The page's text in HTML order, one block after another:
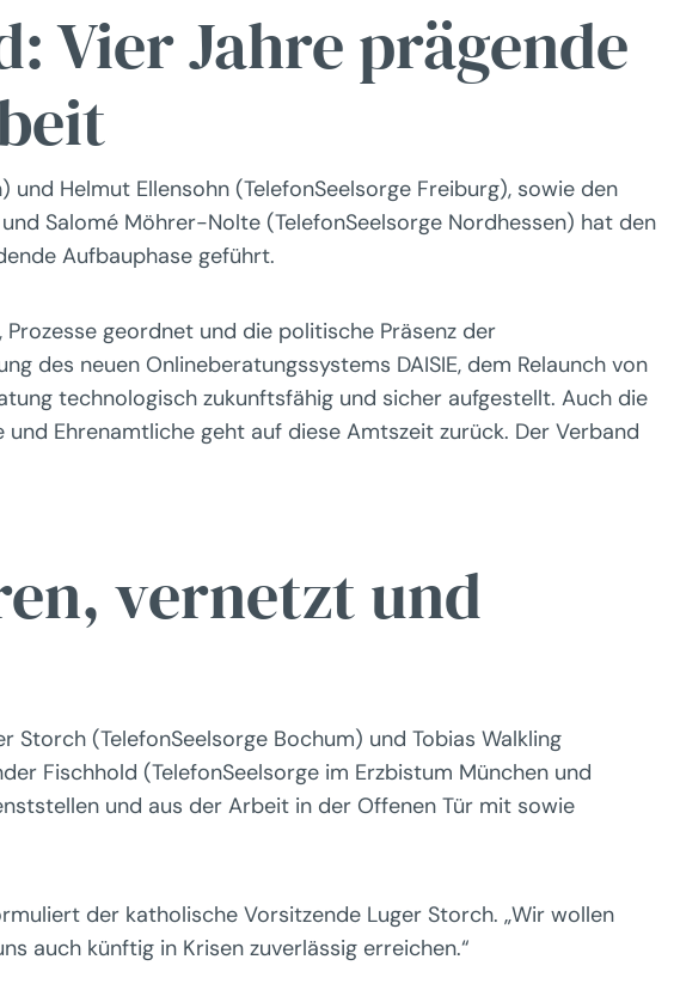
Vier Jahre prägende
Helmut Ellensohn (TelefonSeelsorge Freiburg), sowie den
Salomé Möhrer-Nolte (TelefonSeelsorge Nordhessen) hat den
Aufbauphase geführt.
geordnet und die politische Präsenz der
des neuen Onlineberatungssystems DAISIE, dem Relaunch von
technologisch zukunftsfähig und sicher aufgestellt. Auch die
Ehrenamtliche geht auf diese Amtszeit zurück. Der Verband
vernetzt und
(TelefonSeelsorge Bochum) und Tobias Walkling
Fischhold (TelefonSeelsorge im Erzbistum München und
und aus der Arbeit in der Offenen Tür mit sowie
der katholische Vorsitzende Luger Storch. „Wir wollen
auch künftig in Krisen zuverlässig erreichen.“